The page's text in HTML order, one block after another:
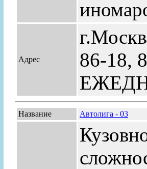
Адрес
86-18,
Название Автолига - 03